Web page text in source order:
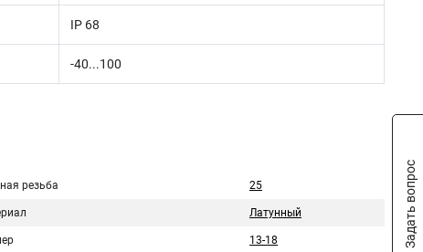
IP 68
-40...100
резьба 25
Латунный
13-18 Задать вопрос